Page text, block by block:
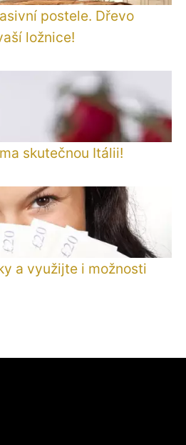
postele. Dřevo
ložnice!
skutečnou Itálii!
a využijte i možnosti